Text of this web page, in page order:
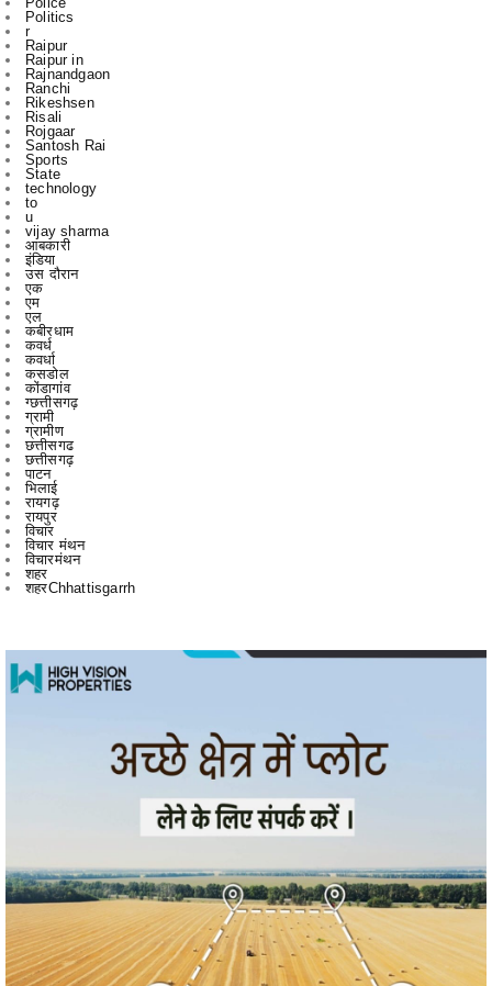
Rajnandgaon
Ranchi
Rikeshsen
Risali
Rojgaar
Santosh Rai
Sports
State
technology
to
u
vijay sharma
आबकारी
इंडिया
उस दौरान
एक
एम
एल
कबीरधाम
कवर्ध
कवर्धा
कसडोल
कोंडागांव
ग्छत्तीसगढ़
ग्रामी
ग्रामीण
छत्तीसगढ
छत्तीसगढ़
पाटन
भिलाई
रायगढ़
रायपुर
विचार
विचार मंथन
विचारमंथन
शहर
शहरChhattisgarrh